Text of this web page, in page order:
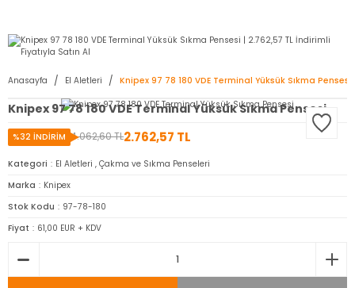
Anasayfa El Aletleri Knipex 97 78 180 VDE Terminal Yüksük Sıkma Pensesi
Knipex 97 78 180 VDE Terminal Yüksük Sıkma Pensesi
4.062,60 TL2.762,57 TL
%32 İNDİRİM
Kategori El Aletleri , Çakma ve Sıkma Penseleri
Marka
Knipex
Stok Kodu
97-78-180
Fiyat
61,00 EUR + KDV